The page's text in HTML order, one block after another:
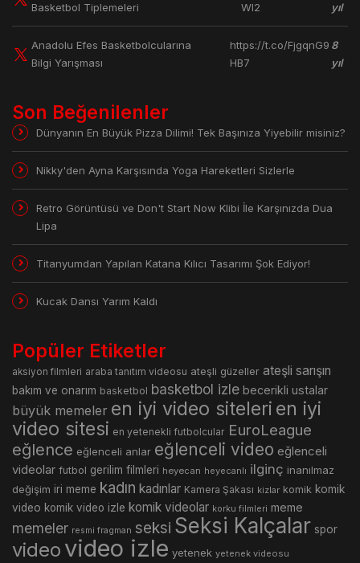
Basketbol Tiplemeleri
Wl2
yıl
Anadolu Efes Basketbolcularına
Bilgi Yarışması
https://t.co/FjgqnG9
HB7
8
yıl
Son Beğenilenler
Dünyanın En Büyük Pizza Dilimi! Tek Başınıza Yiyebilir misiniz?
Nikky'den Ayna Karşısında Yoga Hareketleri Sizlerle
Retro Görüntüsü ve Don't Start Now Klibi İle Karşınızda Dua
Lipa
Titanyumdan Yapılan Katana Kılıcı Tasarımı Şok Ediyor!
Kucak Dansı Yarım Kaldı
Popüler Etiketler
aksiyon filmleri araba tanıtım videosu ateşli güzeller ateşli sarışın
bakım ve onarım basketbol basketbol izle becerikli ustalar
büyük memeler en iyi video siteleri en iyi
video sitesi en yetenekli futbolcular EuroLeague
eğlence eğlenceli anlar eğlenceli video eğlenceli
videolar futbol gerilim filmleri heyecan heyecanlı ilginç inanılmaz
değişim iri meme kadın kadınlar Kamera Şakası kizlar komik komik
video komik video izle komik videolar korku filmleri meme
memeler resmi fragman seksi Seksi Kalçalar spor
video video izle yetenek yetenek videosu